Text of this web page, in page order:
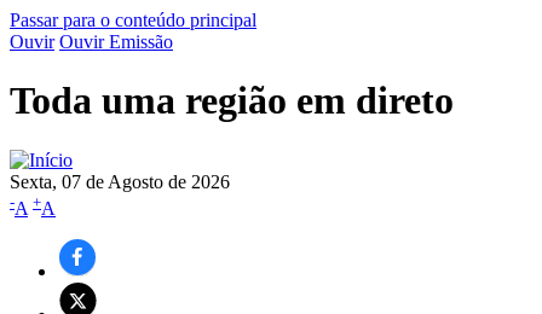
Passar para o conteúdo principal
Ouvir Ouvir Emissão
Toda uma região em direto
Sexta, 07 de Agosto de 2026
-A +A